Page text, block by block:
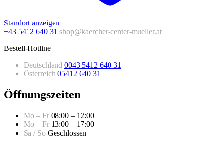
Standort anzeigen
+43 5412 640 31 shop@kaercher-center-mueller.at
Bestell-Hotline
Deutschland 0043 5412 640 31
Österreich 05412 640 31
Öffnungszeiten
Mo – Fr 08:00 – 12:00
Mo – Fr 13:00 – 17:00
Sa / So Geschlossen